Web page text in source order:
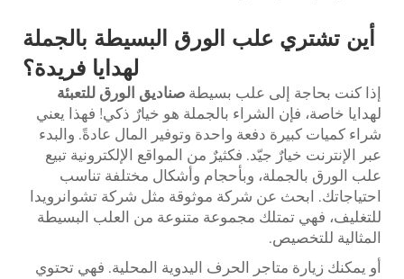
أين تشتري علب الورق البسيطة بالجملة
لهدايا فريدة؟
إذا كنت بحاجة إلى علب بسيطة صناديق الورق للتعبئة
لهدايا خاصة، فإن الشراء بالجملة هو خيارٌ ذكي! فهذا يعني
شراء كميات كبيرة دفعة واحدة وتوفير المال عادةً. والبدء
عبر الإنترنت خيارٌ جيّد. فكثيرٌ من المواقع الإلكترونية تبيع
علب الورق بالجملة، وبأحجام وأشكال مختلفة تناسب
احتياجاتك. ابحث عن شركة موثوقة مثل شركة تشوانرويدا
للتغليف، فهي تمتلك مجموعة متنوعة من العلب البسيطة
المثالية للتخصيص.
أو يمكنك زيارة متاجر الحرف اليدوية المحلية. فهي تحتوي